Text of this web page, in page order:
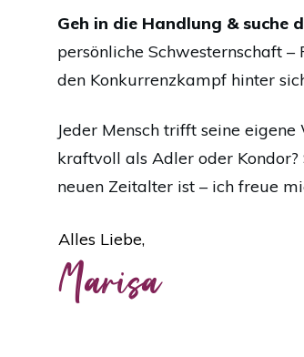
Geh in die Handlung & suche
persönliche Schwesternschaft
den Konkurrenzkampf hinter
Jeder Mensch trifft seine
kraftvoll als Adler oder
neuen Zeitalter ist – ich freue
Alles Liebe,
Marisa